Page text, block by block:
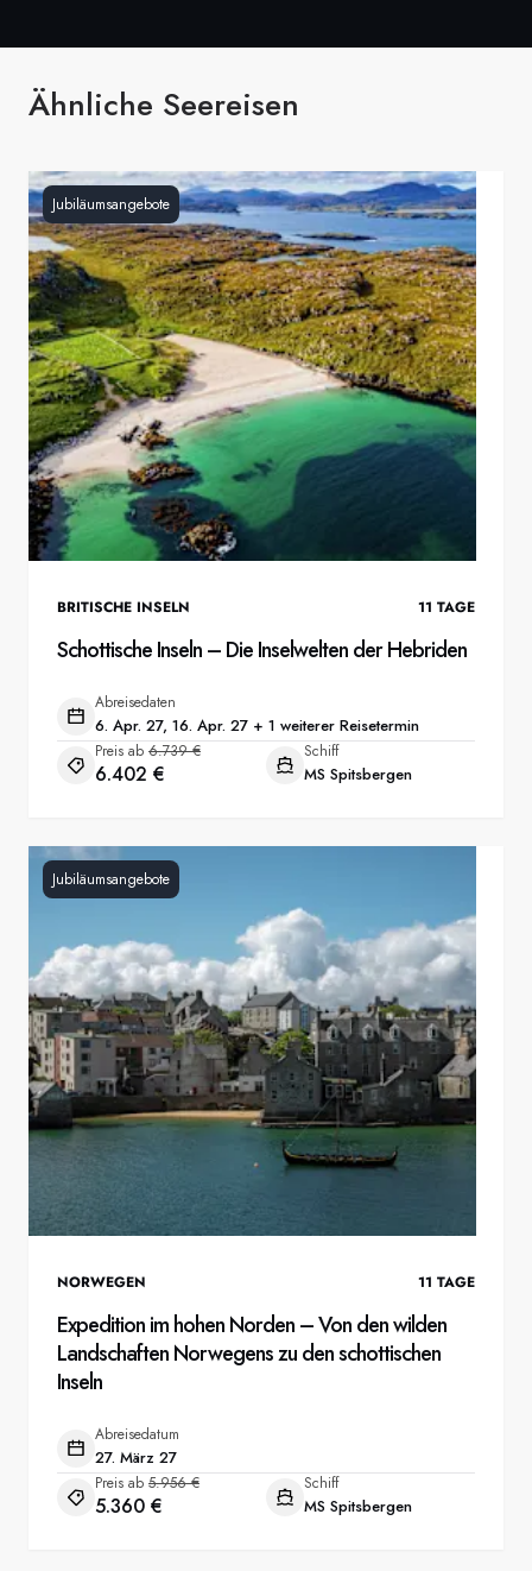
Ähnliche Seereisen
Jubiläumsangebote
BRITISCHE INSELN 11 TAGE
Schottische Inseln – Die Inselwelten der Hebriden
Abreisedaten
6. Apr. 27, 16. Apr. 27 + 1 weiterer Reisetermin
Preis ab 6.739 €
6.402 €
Schiff
MS Spitsbergen
Jubiläumsangebote
NORWEGEN 11 TAGE
Expedition im hohen Norden – Von den wilden
Landschaften Norwegens zu den schottischen
Inseln
Abreisedatum
27. März 27
Preis ab 5.956 €
5.360 €
Schiff
MS Spitsbergen